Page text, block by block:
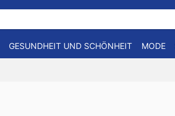
GESUNDHEIT UND SCHÖNHEIT MODE